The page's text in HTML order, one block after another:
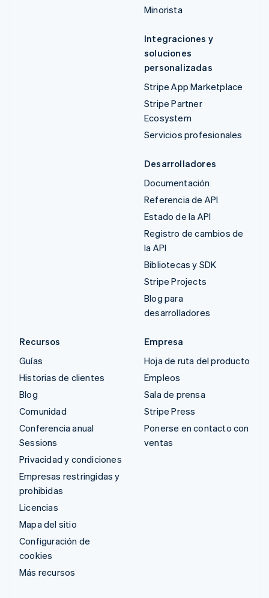
Minorista
Integraciones y
soluciones
personalizadas
Stripe App Marketplace
Stripe Partner
Ecosystem
Servicios profesionales
Desarrolladores
Documentación
Referencia de API
Estado de la API
Registro de cambios de
la API
Bibliotecas y SDK
Stripe Projects
Blog para
desarrolladores
Recursos
Guías
Historias de clientes
Blog
Comunidad
Conferencia anual
Sessions
Privacidad y condiciones
Empresas restringidas y
prohibidas
Licencias
Mapa del sitio
Configuración de
cookies
Más recursos
Empresa
Hoja de ruta del producto
Empleos
Sala de prensa
Stripe Press
Ponerse en contacto con
ventas